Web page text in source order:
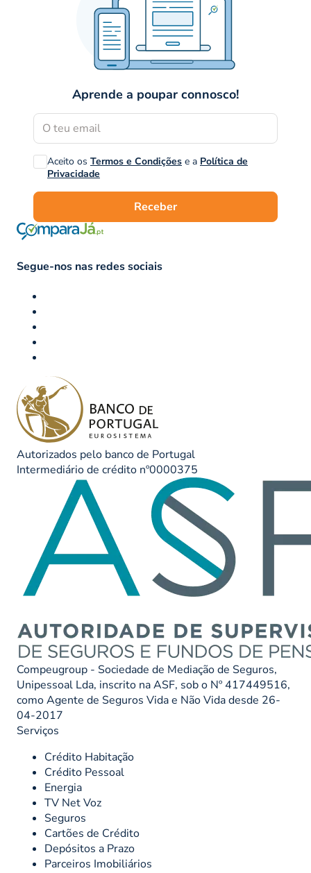
Aprende a poupar connosco!
Aceito os Termos e Condições e a Política de
Privacidade
Receber
Segue-nos nas redes sociais
Autorizados pelo banco de Portugal
Intermediário de crédito nº0000375
Compeugroup - Sociedade de Mediação de Seguros,
Unipessoal Lda, inscrito na ASF, sob o Nº 417449516,
como Agente de Seguros Vida e Não Vida desde 26-
04-2017
Serviços
Crédito Habitação
Crédito Pessoal
Energia
TV Net Voz
Seguros
Cartões de Crédito
Depósitos a Prazo
Parceiros Imobiliários